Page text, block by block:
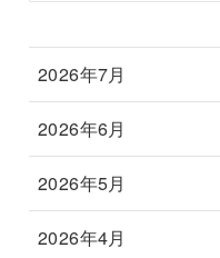
2026年7月
2026年6月
2026年5月
2026年4月